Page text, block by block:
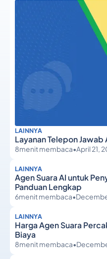
LAINNYA
Layanan Telepon Jawab
8menit membaca•April 21,
LAINNYA
Agen Suara AI untuk
Panduan Lengkap
6menit membaca•
LAINNYA
Harga Agen Suara
Biaya
8menit membaca•